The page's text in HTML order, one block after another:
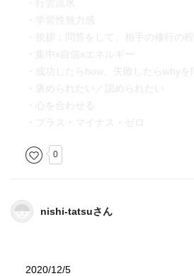
・行雲流水
・学習性無力感
・挨拶：問答をして、相手の修行の
・集中x自信xエネルギー
・成功したらhow、失敗したらwhyを
・褒められたい／認められたい
・心を合わせる
・プラス・マイナス・ゼロ
0
nishi-tatsuさん
2020/12/5